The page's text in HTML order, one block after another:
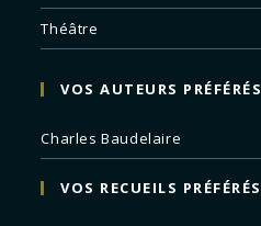
Théâtre
VOS AUTEURS PRÉFÉRÉS
Charles Baudelaire
VOS RECUEILS PRÉFÉRÉS